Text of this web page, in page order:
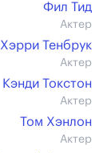
Фил Тид
Актер
Хэрри Тенбрук
Актер
Кэнди Токстон
Актер
Том Хэнлон
Актер